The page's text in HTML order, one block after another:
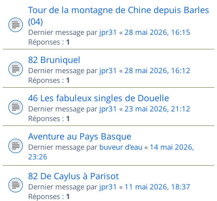
Tour de la montagne de Chine depuis Barles
(04)
Dernier message par jpr31 « 28 mai 2026, 16:15
Réponses : 1
82 Bruniquel
Dernier message par jpr31 « 28 mai 2026, 16:12
Réponses : 1
46 Les fabuleux singles de Douelle
Dernier message par jpr31 « 23 mai 2026, 21:12
Réponses : 1
Aventure au Pays Basque
Dernier message par buveur d'eau « 14 mai 2026,
23:26
82 De Caylus à Parisot
Dernier message par jpr31 « 11 mai 2026, 18:37
Réponses : 1